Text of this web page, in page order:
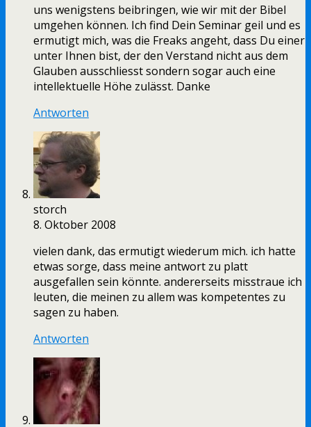
uns wenigstens beibringen, wie wir mit der Bibel
umgehen können. Ich find Dein Seminar geil und es
ermutigt mich, was die Freaks angeht, dass Du einer
unter Ihnen bist, der den Verstand nicht aus dem
Glauben ausschliesst sondern sogar auch eine
intellektuelle Höhe zulässt. Danke
Antworten
storch
8. Oktober 2008
vielen dank, das ermutigt wiederum mich. ich hatte
etwas sorge, dass meine antwort zu platt
ausgefallen sein könnte. andererseits misstraue ich
leuten, die meinen zu allem was kompetentes zu
sagen zu haben.
Antworten